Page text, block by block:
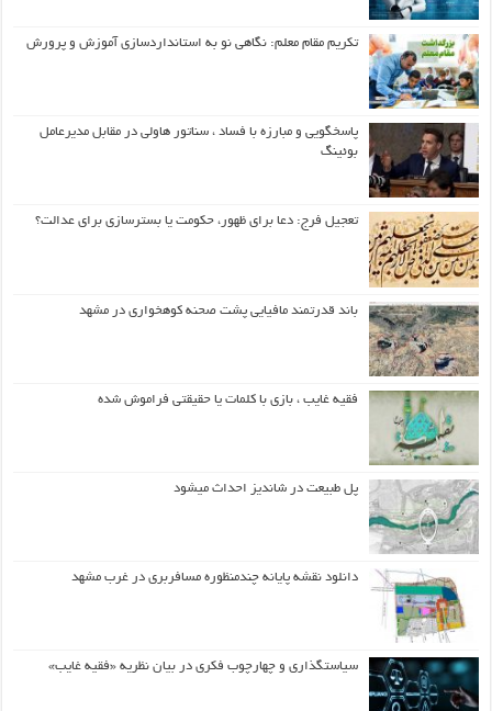
تکریم مقام معلم: نگاهی نو به استانداردسازی آموزش و پرورش
پاسخگویی و مبارزه با فساد ، سناتور هاولی در مقابل مدیرعامل
بوئینگ
تعجیل فرج: دعا برای ظهور، حکومت یا بسترسازی برای عدالت؟
باند قدرتمند مافیایی پشت صحنه کوهخواری در مشهد
فقیه غایب ، بازی با کلمات یا حقیقتی فراموش شده
پل طبیعت در شاندیز احداث میشود
دانلود نقشه پایانه چندمنظوره مسافربری در غرب مشهد
سیاستگذاری و چهارچوب فکری در بیان نظریه «فقیه غایب»